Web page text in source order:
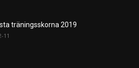
träningsskorna 2019
11